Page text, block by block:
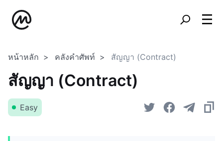
หน้าหลัก คลังคำศัพท์ สัญญา (Contract)
สัญญา (Contract)
Easy